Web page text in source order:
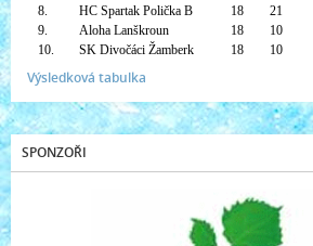
8.
HC Spartak Polička B 18
21
9.
Aloha Lanškroun 18
10
10.
SK Divočáci Žamberk 18 10
Výsledková tabulka
SPONZOŘI